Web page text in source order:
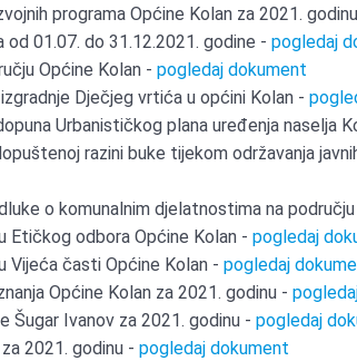
programa Općine Kolan za 2021.
od 01.07. do 31.12.2021. godine -pogledaj
Općine Kolan -pogledaj dokument
Dječjeg vrtića u općini Kolan -
Urbanističkog plana uređenja naselja
razini buke tijekom održavanja
o komunalnim djelatnostima na
Etičkog odbora Općine Kolan -pogledaj
Vijeća časti Općine Kolan -pogledaj
Općine Kolan za 2021. godinu -
Šugar Ivanov za 2021. godinu -pogledaj
2021. godinu -pogledaj dokument